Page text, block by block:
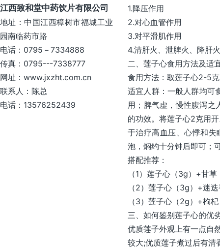
江西致和堂中药饮片有限公司
地址：中国江西樟树市福城工业
园南临药市路
电话：0795－7334888
传真：0795---7338777
网址：www.jxzht.com.cn
联系人：陈总
电话：13576252439
1.降压作用
2.对心血管作用
3.对平滑肌作用
4.清肝火、泄脾火、降肝
二、莲子心食用方法及适
食用方法：取莲子心2-5
适宜人群：一般人群均可
用；脾气虚，慢性腹泻之
的功效。将莲子心2克用
于治疗高血压、心悸和
泡，焖约十分钟后即可；
搭配推荐：
（1）莲子心（3g）+甘
（2）莲子心（3g）+迷
（3）莲子心（2g）+枸
三、如何鉴别莲子心的优
优质莲子外观上有一点自
较大;优质莲子煮过后有清